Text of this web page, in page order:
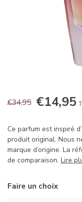
€34,95 €14,95
Ce parfum est inspiré
produit original. Nous
marque d’origine. La
de comparaison. Lire
Faire un choix